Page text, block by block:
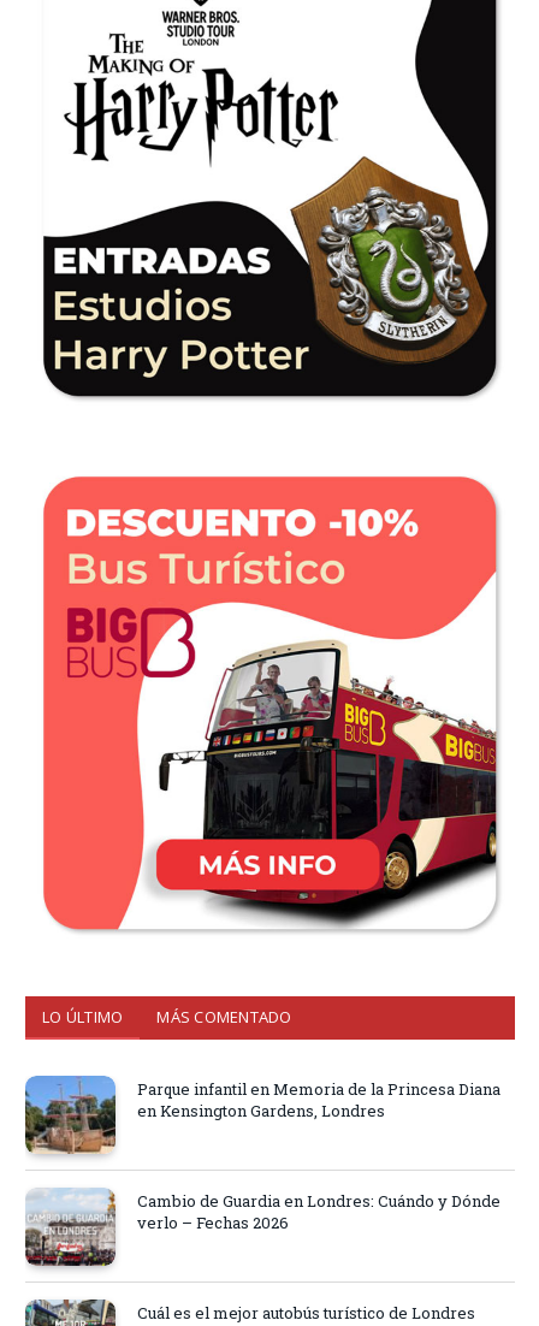
LO ÚLTIMO MÁS COMENTADO
Parque infantil en Memoria de la Princesa Diana
en Kensington Gardens, Londres
Cambio de Guardia en Londres: Cuándo y Dónde
verlo – Fechas 2026
Cuál es el mejor autobús turístico de Londres